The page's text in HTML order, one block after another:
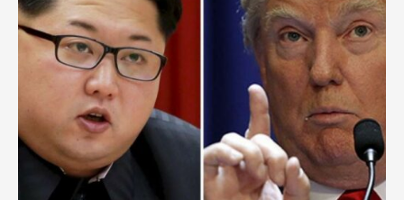
харилцаа тун сайн байгаа. Тэр хөгжилтэй, маш
ухаалаг, гайхалтай яриа хэлэлцээ хийж чаддаг
хүн. Бид хүмүүсийн бодож байснаас ч илүү богино
хугацаанд гайхалтай ахиц дэвшилд хүрч …